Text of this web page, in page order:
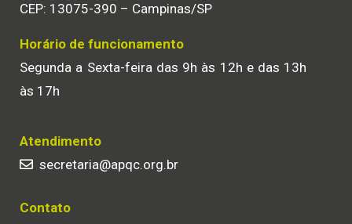
CEP: 13075-390 – Campinas/SP
Horário de funcionamento
Segunda a Sexta-feira das 9h às 12h e das 13h
às 17h
Atendimento
secretaria@apqc.org.br
Contato